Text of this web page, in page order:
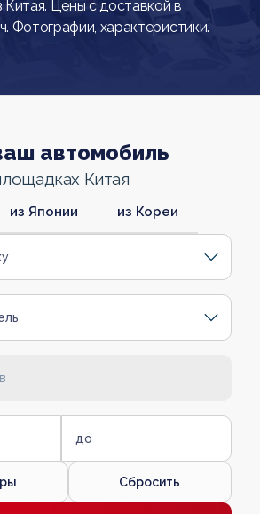
Китая. Цены с доставкой в
Фотографии, характеристики.
автомобиль
Китая
из Японии из Кореи
до
Сбросить